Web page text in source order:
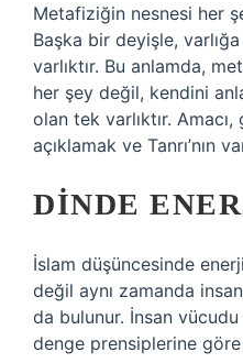
Metafiziğin nesnesi her
Başka bir deyişle,
varlıktır. Bu anlamda,
her şey değil, kendini
olan tek varlıktır.
açıklamak ve Tanrı’nın
DINDE
İslam düşüncesinde
değil aynı zamanda
da bulunur. İnsan vücudu
denge prensiplerine